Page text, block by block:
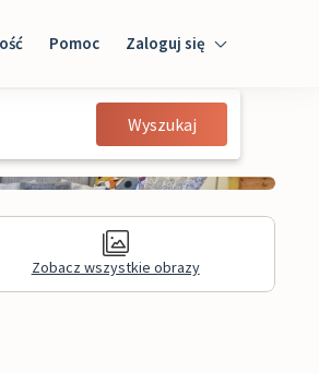
Pomoc Zaloguj się
Zaloguj się
Gość
Wyszukaj
Zobacz wszystkie obrazy